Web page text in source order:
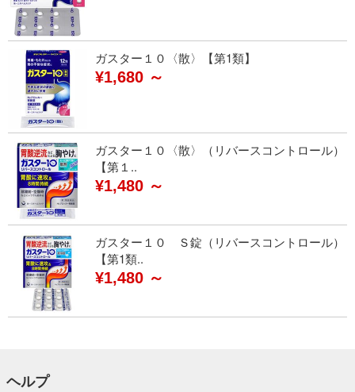
ガスター１０〈散〉【第1類】
¥1,680 ～
ガスター１０〈散〉（リバースコントロール）
【第１..
¥1,480 ～
ガスター１０ Ｓ錠（リバースコントロール）
【第1類..
¥1,480 ～
ヘルプ